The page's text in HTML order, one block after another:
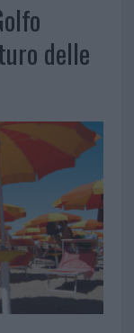
delle